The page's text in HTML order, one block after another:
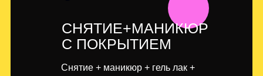
СНЯТИЕ+МАНИКЮР
С ПОКРЫТИЕМ
Снятие + маникюр + гель лак +